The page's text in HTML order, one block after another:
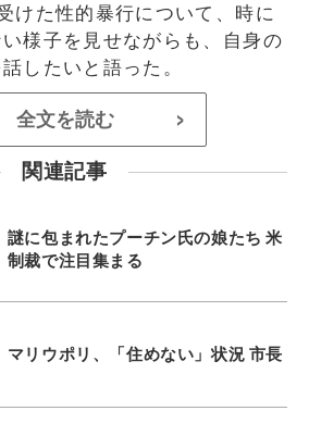
けた性的暴行について、時に
様子を見せながらも、自身の
したいと語った。
全文を読む >
関連記事
謎に包まれたプーチン氏の娘たち 米
制裁で注目集まる
マリウポリ、「住めない」状況 市長